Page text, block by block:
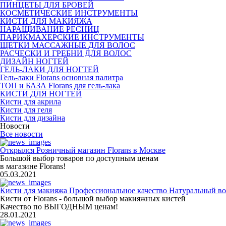
ПИНЦЕТЫ ДЛЯ БРОВЕЙ
КОСМЕТИЧЕСКИЕ ИНСТРУМЕНТЫ
КИСТИ ДЛЯ МАКИЯЖА
НАРАЩИВАНИЕ РЕСНИЦ
ПАРИКМАХЕРСКИЕ ИНСТРУМЕНТЫ
ЩЕТКИ МАССАЖНЫЕ ДЛЯ ВОЛОС
РАСЧЕСКИ И ГРЕБНИ ДЛЯ ВОЛОС
ДИЗАЙН НОГТЕЙ
ГЕЛЬ-ЛАКИ ДЛЯ НОГТЕЙ
Гель-лаки Florans основная палитра
ТОП и БАЗА Florans для гель-лака
КИСТИ ДЛЯ НОГТЕЙ
Кисти для акрила
Кисти для геля
Кисти для дизайна
Новости
Все новости
Открылся Розничный магазин Florans в Москве
Большой выбор товаров по доступным ценам
в магазине Florans!
05.03.2021
Кисти для макияжа Профессиональное качество Натуральный
Кисти от Florans - большой выбор макияжных кистей
Качество по ВЫГОДНЫМ ценам!
28.01.2021